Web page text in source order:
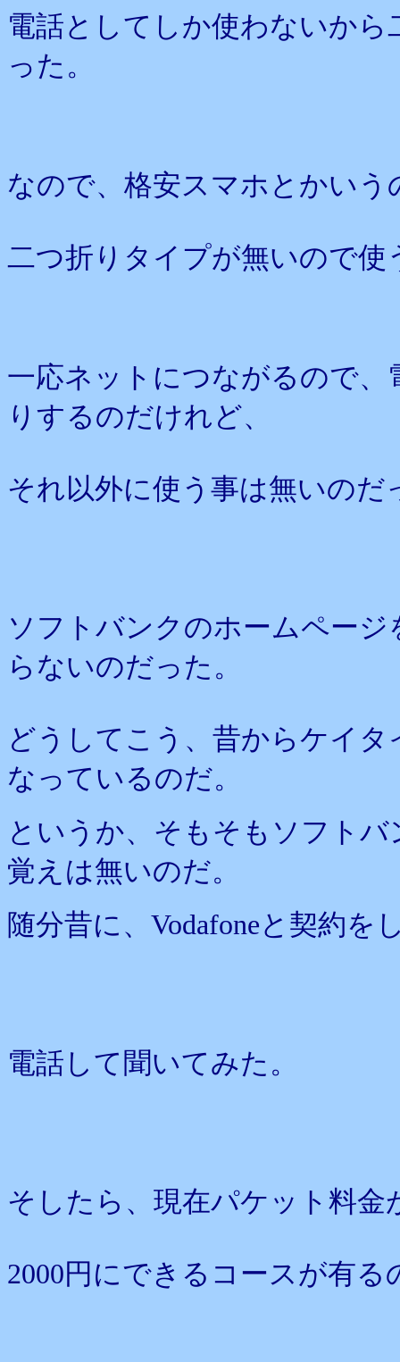
電話としてしか使わないか
った。
なので、格安スマホとかいう
二つ折りタイプが無いので
一応ネットにつながるので
りするのだけれど、
それ以外に使う事は無いのだ
ソフトバンクのホームペー
らないのだった。
どうしてこう、昔からケイ
なっているのだ。
というか、そもそもソフト
覚えは無いのだ。
随分昔に、Vodafoneと契約を
電話して聞いてみた。
そしたら、現在パケット料金
2000円にできるコースが有る